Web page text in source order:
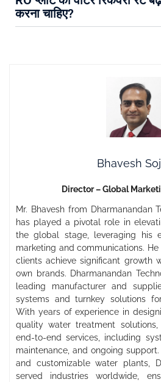
करना चाहिए?
Bhavesh
Director – Global
Mr. Bhavesh from Dharmanandan
has played a pivotal role in
the global stage, leveraging his
marketing and communications.
clients achieve significant growth
own brands. Dharmanandan
leading manufacturer and
systems and turnkey solutions
With years of experience in
quality water treatment
end-to-end services, including
maintenance, and ongoing
and customizable water plants,
served industries worldwide,